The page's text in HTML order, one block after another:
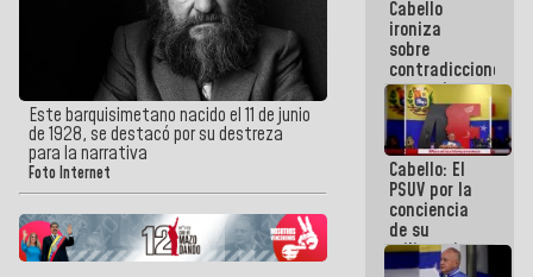
Este barquisimetano nacido el 11 de junio
de 1928, se destacó por su destreza
para la narrativa
Foto Internet
sabemos si
la semana
que viene
hay
programa
Cabello
ironiza
sobre
contradicciones
y mentiras
de María
Machado:
¡Créanle!
Cabello: El
PSUV por la
conciencia
de su
militancia
es la